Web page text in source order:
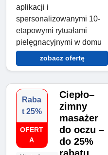
aplikacji i
spersonalizowanymi 10-
etapowymi rytuałami
pielęgnacyjnymi w domu
zobacz ofertę
Raba
t 25%
OFERT
A
Ciepło–
zimny
masażer
do oczu –
do 25%